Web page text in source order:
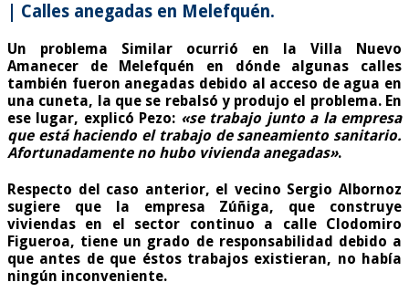
| Calles anegadas en Melefquén.
Un problema Similar ocurrió en la Villa Nuevo
Amanecer de Melefquén en dónde algunas calles
también fueron anegadas debido al acceso de agua en
una cuneta, la que se rebalsó y produjo el problema. En
ese lugar, explicó Pezo: «se trabajo junto a la empresa
que está haciendo el trabajo de saneamiento sanitario.
Afortunadamente no hubo vivienda anegadas».
Respecto del caso anterior, el vecino Sergio Albornoz
sugiere que la empresa Zúñiga, que construye
viviendas en el sector continuo a calle Clodomiro
Figueroa, tiene un grado de responsabilidad debido a
que antes de que éstos trabajos existieran, no había
ningún inconveniente.